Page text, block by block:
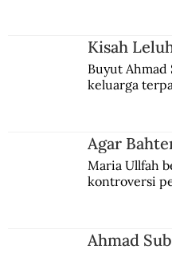
Kisah
Buyut Ahmad
keluarga
Agar
Maria Ullfah
kontroversi
Ahmad